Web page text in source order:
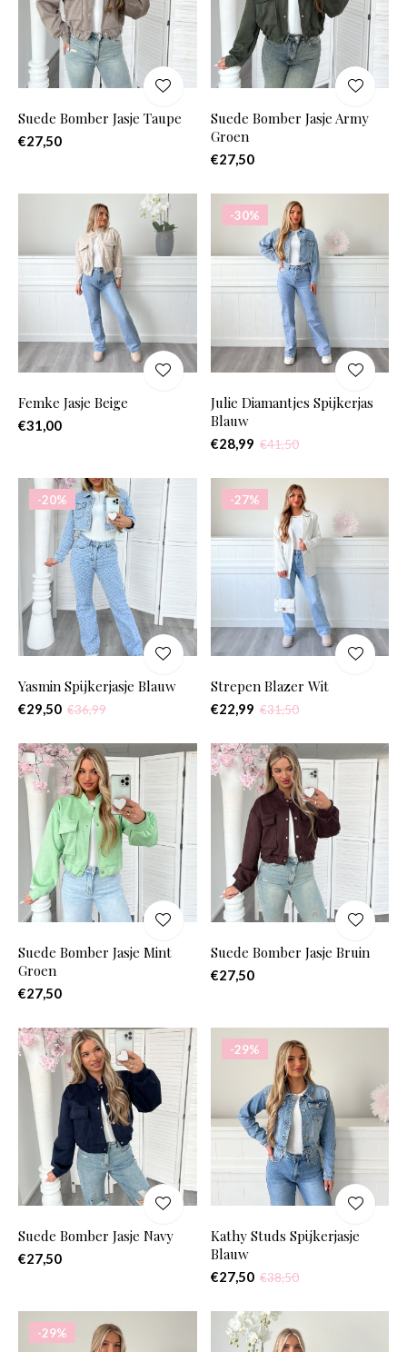
Suede Bomber Jasje Taupe
€27,50
Suede Bomber Jasje Army
Groen
€27,50
Femke Jasje Beige
€31,00
-30%
Julie Diamantjes Spijkerjas
Blauw
€28,99 €41,50
-20%
Yasmin Spijkerjasje Blauw
€29,50 €36,99
-27%
Strepen Blazer Wit
€22,99 €31,50
Suede Bomber Jasje Mint
Groen
€27,50
Suede Bomber Jasje Bruin
€27,50
Suede Bomber Jasje Navy
€27,50
-29%
Kathy Studs Spijkerjasje
Blauw
€27,50 €38,50
-29%